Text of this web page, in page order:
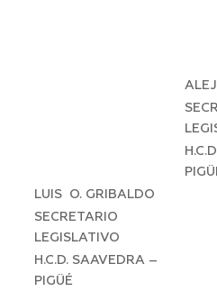
LUIS O. GRIBALDO
SECRETARIO
LEGISLATIVO
H.C.D. SAAVEDRA –
PIGÜÉ